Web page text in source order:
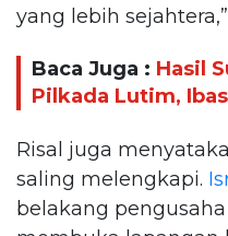
yang lebih
Baca Juga : Hasil
Pilkada Lutim,
Risal juga
saling melengkapi.
belakang